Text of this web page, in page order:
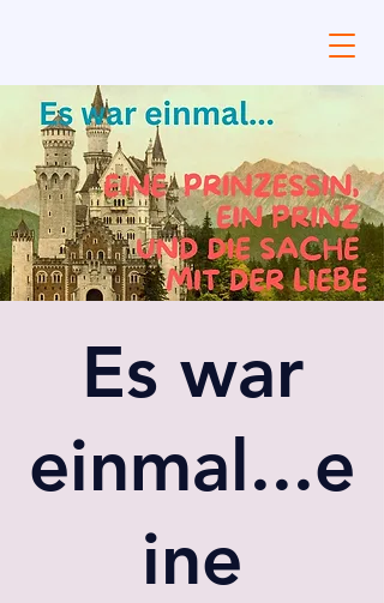
Es war
einmal...e
ine